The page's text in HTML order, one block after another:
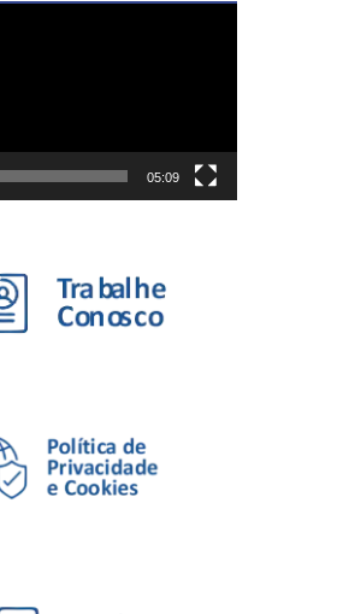
05:09